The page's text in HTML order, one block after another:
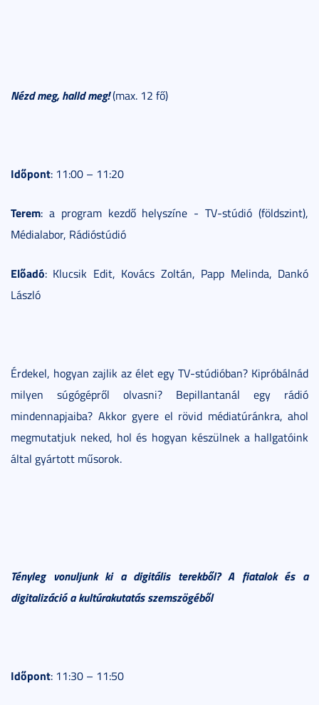
Nézd meg, halld meg!(max. 12 fő)
Időpont: 11:00 – 11:20
Terem: a program kezdő helyszíne - TV-stúdió (földszint),
Médialabor, Rádióstúdió
Előadó: Klucsik Edit, Kovács Zoltán, Papp Melinda, Dankó
László
Érdekel, hogyan zajlik az élet egy TV-stúdióban? Kipróbálnád
milyen súgógépről olvasni? Bepillantanál egy rádió
mindennapjaiba? Akkor gyere el rövid médiatúránkra, ahol
megmutatjuk neked, hol és hogyan készülnek a hallgatóink
által gyártott műsorok.
Tényleg vonuljunk ki a digitális terekből? A fiatalok és a
digitalizáció a kultúrakutatás szemszögéből
Időpont: 11:30 – 11:50